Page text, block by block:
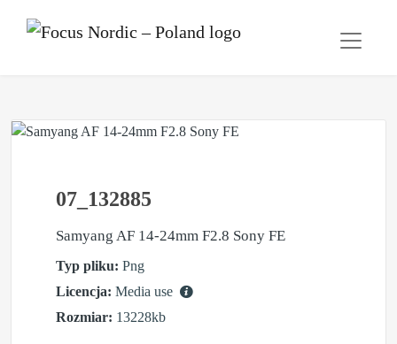
07_132885
Samyang AF 14-24mm F2.8 Sony FE
Typ pliku: Png
Licencja: Media use
Rozmiar: 13228kb